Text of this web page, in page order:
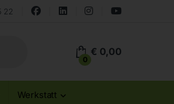
22
0
€ 0,00
Werkstatt
der Dialog geschlossen. Seine Funktionalität ist